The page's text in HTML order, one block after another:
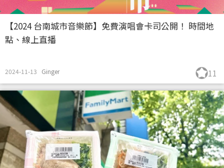
【2024 台南城市音樂節】免費演唱會卡司公開！ 時間地
點、線上直播
2024-11-13 Ginger 11